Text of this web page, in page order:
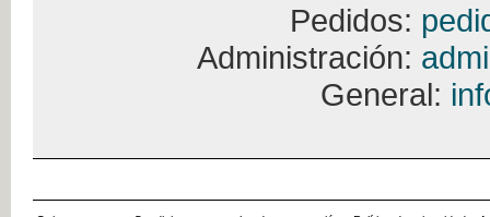
Pedidos:
Administración:
General: